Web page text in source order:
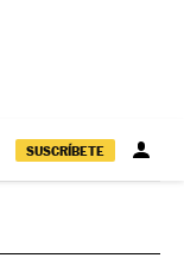
SUSCRÍBETE